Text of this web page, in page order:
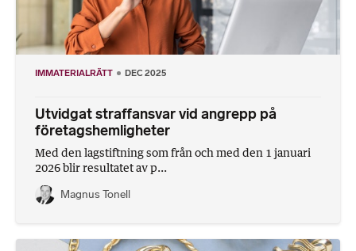
IMMATERIALRÄTT DEC 2025
Utvidgat straffansvar vid angrepp på
företagshemligheter
Med den lagstiftning som från och med den 1 januari
2026 blir resultatet av p...
Magnus Tonell